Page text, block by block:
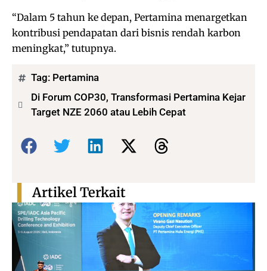
“Dalam 5 tahun ke depan, Pertamina menargetkan
kontribusi pendapatan dari bisnis rendah karbon
meningkat,” tutupnya.
Tag: Pertamina
Di Forum COP30, Transformasi Pertamina Kejar
Target NZE 2060 atau Lebih Cepat
Bagikan:
Artikel Terkait